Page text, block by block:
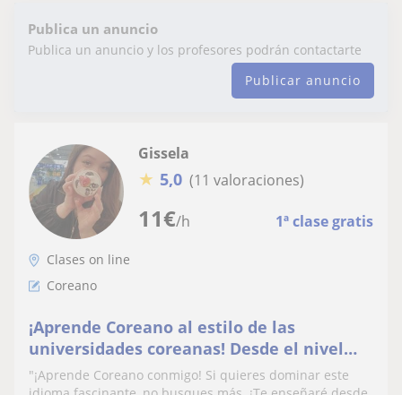
Publica un anuncio
Publica un anuncio y los profesores podrán contactarte
Publicar anuncio
11€/h 1ª clase gratis
Gissela
★ 5,0 (11 valoraciones)
Clases on line
Coreano
¡Aprende Coreano al estilo de las
universidades coreanas! Desde el nivel
básico hasta el intermedio
"¡Aprende Coreano conmigo! Si quieres dominar este